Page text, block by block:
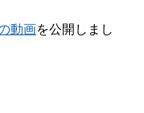
動画を公開しまし